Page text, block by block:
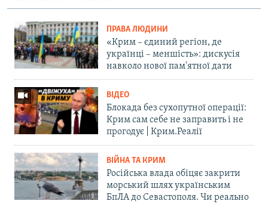
ПРАВА ЛЮДИНИ
«Крим – єдиний регіон, де
українці – меншість»: дискусія
навколо нової пам'ятної дати
ВІДЕО
Блокада без сухопутної операції:
Крим сам себе не заправить і не
прогодує | Крим.Реалії
ВІЙНА ТА КРИМ
Російська влада обіцяє закрити
морський шлях українським
БпЛА до Севастополя. Чи реально